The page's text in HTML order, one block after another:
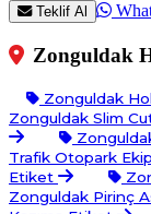
Teklif Al
Zonguldak
Zonguldak
Zonguldak Slim
Trafik Otopark
Etiket
Zonguldak Pirinç